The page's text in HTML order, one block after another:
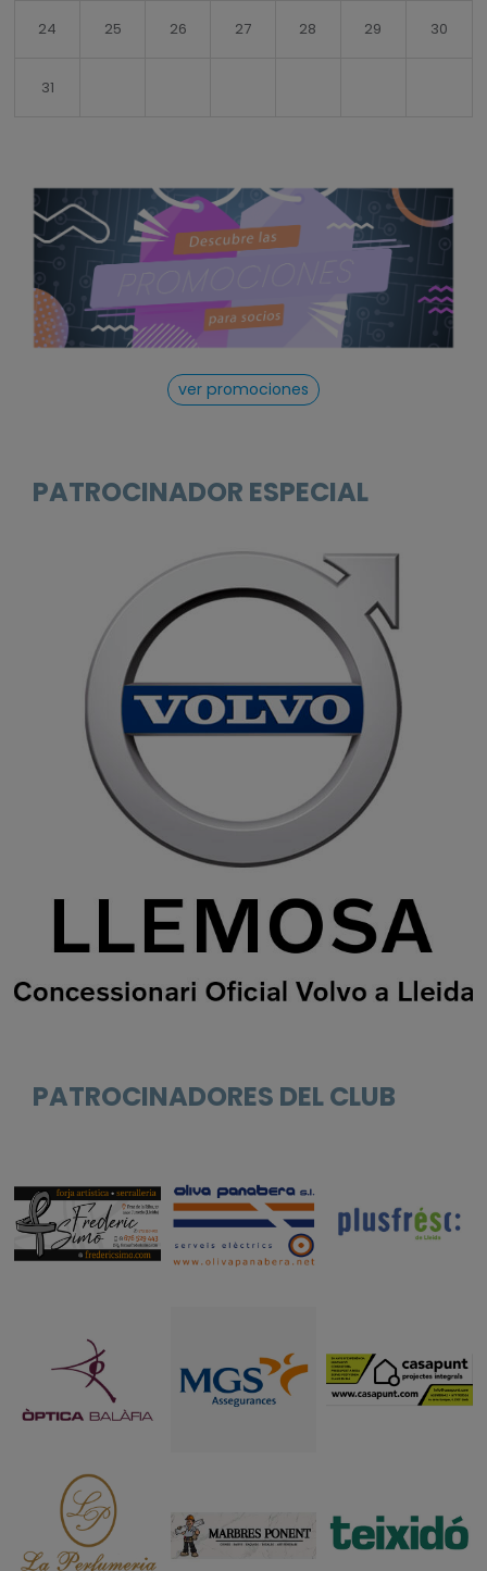
24 25 26 27 28 29 30
31
ver promociones
PATROCINADOR ESPECIAL
PATROCINADORES DEL CLUB